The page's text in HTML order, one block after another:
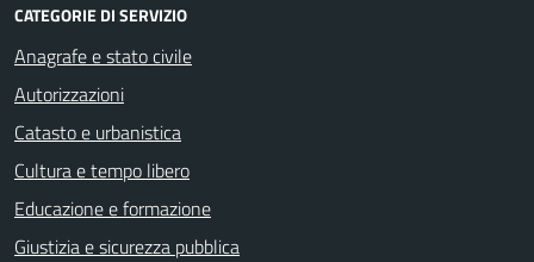
CATEGORIE DI SERVIZIO
Anagrafe e stato civile
Autorizzazioni
Catasto e urbanistica
Cultura e tempo libero
Educazione e formazione
Giustizia e sicurezza pubblica